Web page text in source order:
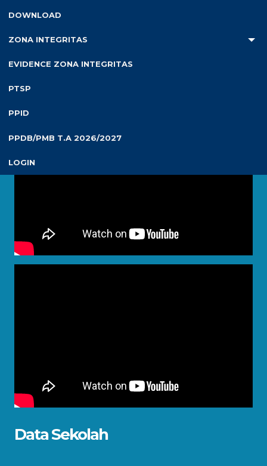
DOWNLOAD
ZONA INTEGRITAS
EVIDENCE ZONA INTEGRITAS
PTSP
PPID
PPDB/PMB T.A 2026/2027
LOGIN
Video Terbaru
Data Sekolah